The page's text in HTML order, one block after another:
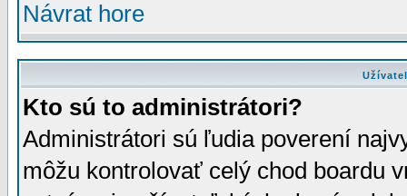
Návrat hore
Kto sú to administrátori?
Administrátori sú ľudia poverení
môžu kontrolovať celý chod boardu